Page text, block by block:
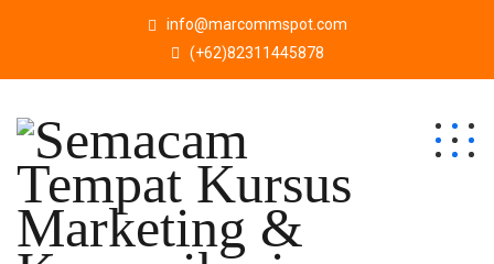
info@marcommspot.com
(+62)82311445878